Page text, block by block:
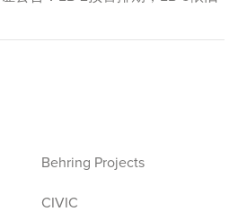
Behring Projects
CIVIC